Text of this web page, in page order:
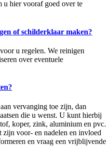
u hier vooraf goed over te
of schilderklaar maken?
u regelen. We reinigen
over eventuele
vervanging toe zijn, dan
die u wenst. U kunt hierbij
koper, zink, aluminium en pvc.
zijn voor- en nadelen en invloed
en vraag een vrijblijvende